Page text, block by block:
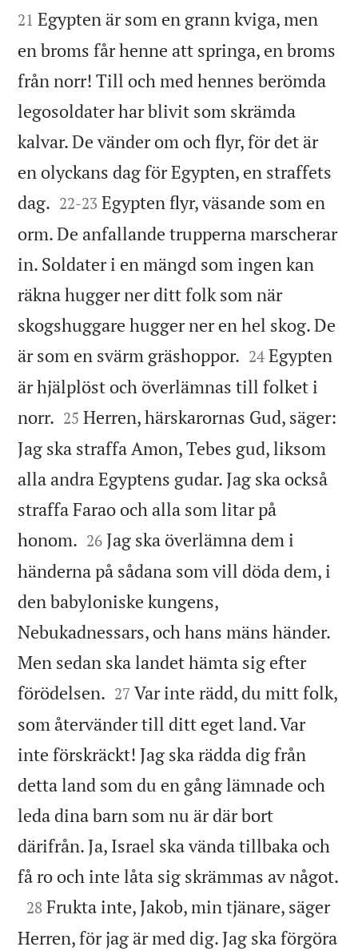
21 Egypten är som en grann kviga, men
en broms får henne att springa, en broms
från norr! Till och med hennes berömda
legosoldater har blivit som skrämda
kalvar. De vänder om och flyr, för det är
en olyckans dag för Egypten, en straffets
dag. 

22-23 Egypten flyr, väsande som en
orm. De anfallande trupperna marscherar
in. Soldater i en mängd som ingen kan
räkna hugger ner ditt folk som när
skogshuggare hugger ner en hel skog. De
är som en svärm gräshoppor. 

24 Egypten
är hjälplöst och överlämnas till folket i
norr. 

25 Herren, härskarornas Gud, säger:
Jag ska straffa Amon, Tebes gud, liksom
alla andra Egyptens gudar. Jag ska också
straffa Farao och alla som litar på
honom. 

26 Jag ska överlämna dem i
händerna på sådana som vill döda dem, i
den babyloniske kungens,
Nebukadnessars, och hans mäns händer.
Men sedan ska landet hämta sig efter
förödelsen. 

27 Var inte rädd, du mitt folk,
som återvänder till ditt eget land. Var
inte förskräckt! Jag ska rädda dig från
detta land som du en gång lämnade och
leda dina barn som nu är där bort
därifrån. Ja, Israel ska vända tillbaka och
få ro och inte låta sig skrämmas av något.

28 Frukta inte, Jakob, min tjänare, säger
Herren, för jag är med dig. Jag ska förgöra